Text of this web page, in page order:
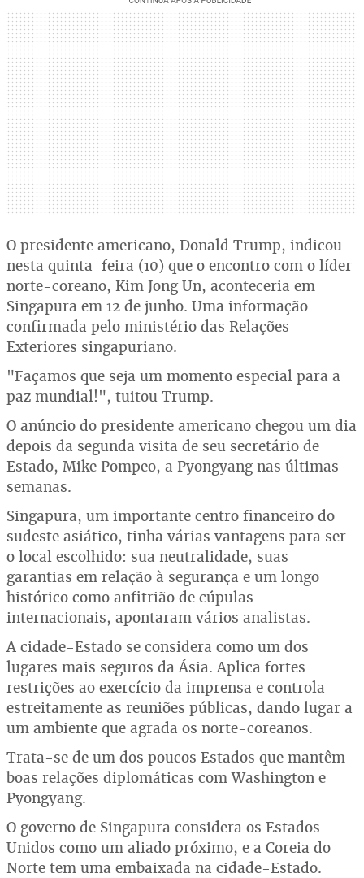
O presidente americano, Donald Trump, indicou
nesta quinta-feira (10) que o encontro com o líder
norte-coreano, Kim Jong Un, aconteceria em
Singapura em 12 de junho. Uma informação
confirmada pelo ministério das Relações
Exteriores singapuriano.
"Façamos que seja um momento especial para a
paz mundial!", tuitou Trump.
O anúncio do presidente americano chegou um dia
depois da segunda visita de seu secretário de
Estado, Mike Pompeo, a Pyongyang nas últimas
semanas.
Singapura, um importante centro financeiro do
sudeste asiático, tinha várias vantagens para ser
o local escolhido: sua neutralidade, suas
garantias em relação à segurança e um longo
histórico como anfitrião de cúpulas
internacionais, apontaram vários analistas.
A cidade-Estado se considera como um dos
lugares mais seguros da Ásia. Aplica fortes
restrições ao exercício da imprensa e controla
estreitamente as reuniões públicas, dando lugar a
um ambiente que agrada os norte-coreanos.
Trata-se de um dos poucos Estados que mantêm
boas relações diplomáticas com Washington e
Pyongyang.
O governo de Singapura considera os Estados
Unidos como um aliado próximo, e a Coreia do
Norte tem uma embaixada na cidade-Estado.